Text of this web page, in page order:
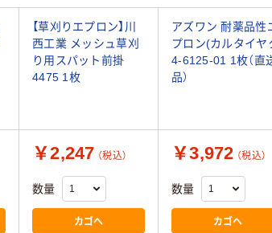
【草刈りエプロン】川
西工業 メッシュ草刈
り用スパット前掛
4475 1枚
アズワン 耐薬品性
プロン(カルタイヤ
4-6125-01 1枚（直
品）
￥2,247 （税込）
数量
カゴへ
￥3,972 （税込）
数量
カゴへ